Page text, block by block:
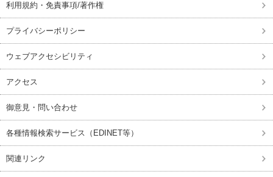
利用規約・免責事項/著作権
プライバシーポリシー
ウェブアクセシビリティ
アクセス
御意見・問い合わせ
各種情報検索サービス（EDINET等）
関連リンク